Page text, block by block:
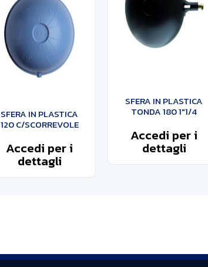
SFERA IN PLASTICA
120 C/SCORREVOLE
Accedi per i
dettagli
SFERA IN PLASTICA
TONDA 180 1″1/4
Accedi per i
dettagli